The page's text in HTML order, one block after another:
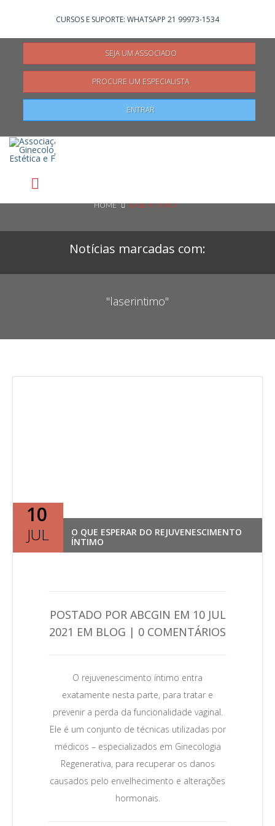
Pesquisar
CURSOS E SUPORTE: WHATSAPP 21 99973-1534
SEJA UM ASSOCIADO
PROCURE UM ESPECIALISTA
ENTRAR
HOME LASERINTIMO
Notícias marcadas com:
"laserintimo"
10
JUL
O QUE ESPERAR DO REJUVENESCIMENTO
ÍNTIMO
POSTADO POR ABCGIN EM 10 JUL
2021 EM BLOG | 0 COMENTÁRIOS
O rejuvenescimento íntimo entra
exatamente nesta parte, para tratar e
prevenir a perda da funcionalidade vaginal.
Ele é um conjunto de técnicas utilizadas por
médicos – especializados em Ginecologia
Regenerativa, para recuperar os danos
causados pelo envelhecimento e alterações
hormonais.